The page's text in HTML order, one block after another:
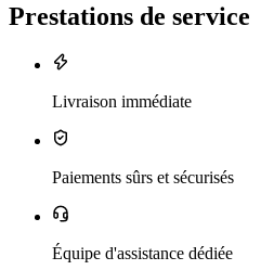
Prestations de service
Livraison immédiate
Paiements sûrs et sécurisés
Équipe d'assistance dédiée